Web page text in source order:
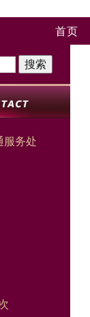
首页
服务处